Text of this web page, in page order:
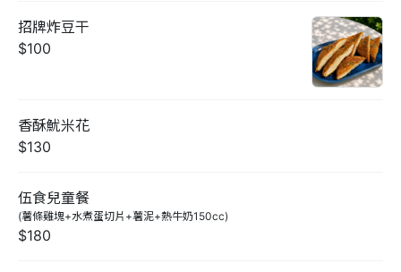
招牌炸豆干
$100
香酥魷米花
$130
伍食兒童餐
(薯條雞塊+水煮蛋切片+薯泥+熱牛奶150cc)
$180